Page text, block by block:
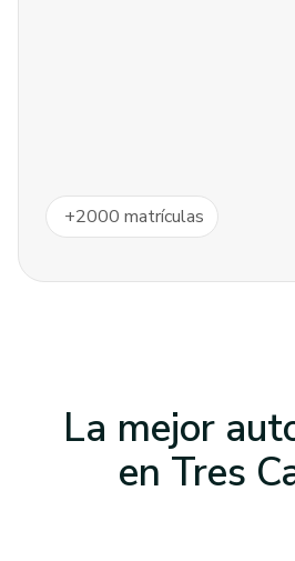
+2000 matrículas
La mejor
en Tres